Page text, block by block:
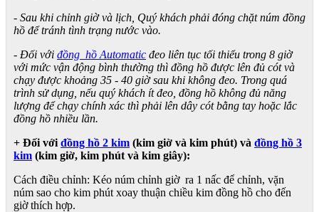
- Sau khi chỉnh giờ và lịch, Quý khách phải đóng chặt núm đồng
hồ để tránh tình trạng nước vào.
- Đối với đồng hồ Automatic đeo liên tục tối thiểu trong 8 giờ
với mức vận động bình thường thì đồng hồ được lên đủ cót và
chạy được khoảng 35 - 40 giờ sau khi không đeo. Trong quá
trình sử dụng, nếu quý khách ít đeo, đồng hồ không đủ năng
lượng để chạy chính xác thì phải lên dây cót bằng tay hoặc lắc
đồng hồ nhiều lần.
+ Đối với đồng hồ 2 kim (kim giờ và kim phút) và đồng hồ 3
kim (kim giờ, kim phút và kim giây):
Cách điều chỉnh: Kéo núm chỉnh giờ ra 1 nấc để chỉnh, vặn
núm sao cho kim phút xoay thuận chiều kim đồng hồ cho đến
giờ thích hợp.